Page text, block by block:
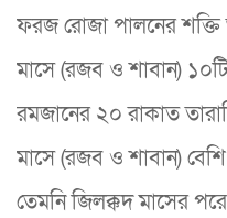
ফরজ রোজা পালনের
মাসে (রজব ও শাবান)
রমজানের ২০ রাকাত
মাসে (রজব ও শাবান)
তেমনি জিলক্কদ মাসের